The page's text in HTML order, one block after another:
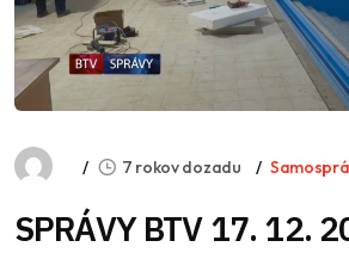
7 rokov dozadu
SPRÁVY BTV 17. 12.